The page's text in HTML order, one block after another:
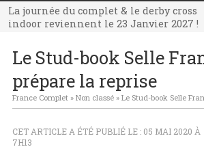
La journée du complet & le derby cross
indoor reviennent le 23 Janvier 2027 !
indoor reviennent le 23 Janvier 2027 !
Le Stud-book Selle
prépare la reprise
France Complet» Non classé» Le Stud-book Selle
CET ARTICLE A ÉTÉ PUBLIÉ LE : 05 MAI 2020 À
7H13